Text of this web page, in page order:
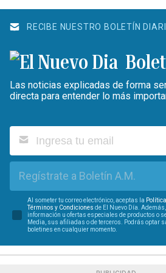
RECIBE NUESTRO BOLETÍN
Las noticias explicadas de forma
directa para entender lo más
Regístrate a Boletín A.M.
Al someter tu correo electrónico, aceptas la
Términos y Condiciones de El Nuevo Día.
información u ofertas especiales de productos o
Media, sus afiliadas o de terceros. Podrás optar
boletines en cualquier momento.